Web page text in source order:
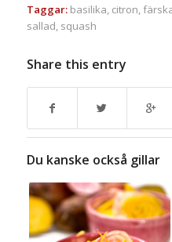
Taggar: basilika, citron,
sallad, squash
Share this entry
Du kanske också gillar